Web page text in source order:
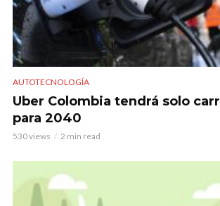
AUTOTECNOLOGÍA
Uber Colombia tendrá solo
para 2040
530 views 2 min read